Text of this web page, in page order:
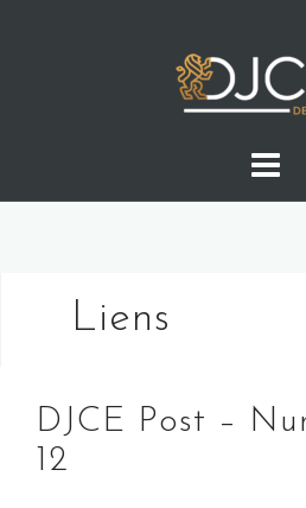
Liens
DJCE Post –
12